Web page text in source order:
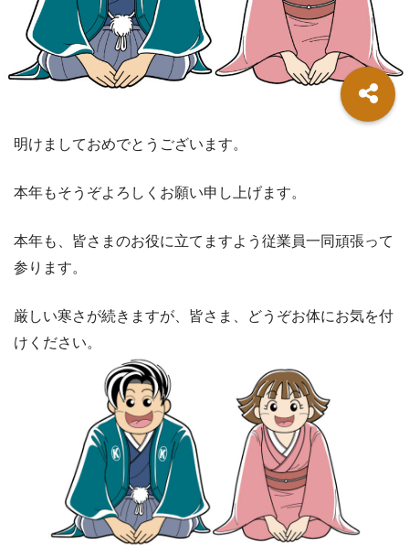
明けましておめでとうございます。
本年もそうぞよろしくお願い申し上げます。
本年も、皆さまのお役に立てますよう従業員一同頑張って
参ります。
厳しい寒さが続きますが、皆さま、どうぞお体にお気を付
けください。